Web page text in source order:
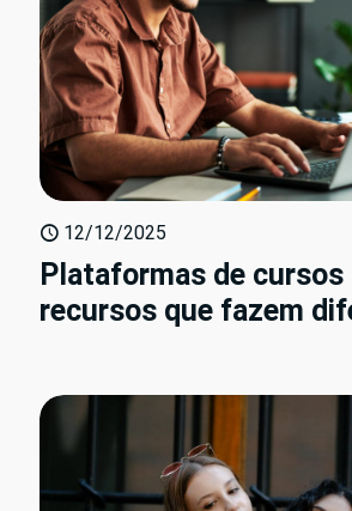
12/12/2025
Plataformas de
recursos que fazem